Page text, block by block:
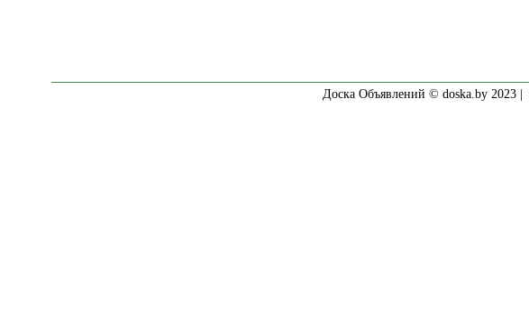
Доска Объявлений © doska.by 2023 |